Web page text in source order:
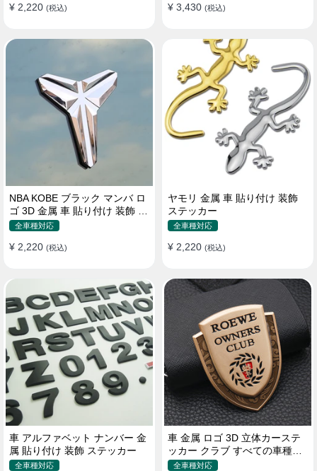
¥ 2,220 (税込) ¥ 3,430 (税込)
NBA KOBE ブラック マンバ ロ
ゴ 3D 金属 車 貼り付け 装飾 ス
テッカー
全車種対応
¥ 2,220 (税込)
ヤモリ 金属 車 貼り付け 装飾
ステッカー
全車種対応
¥ 2,220 (税込)
車 アルファベット ナンバー 金
属 貼り付け 装飾 ステッカー
全車種対応
車 金属 ロゴ 3D 立体カーステ
ッカー クラブ すべての車種対
応 カスタム サイドポスト
全車種対応